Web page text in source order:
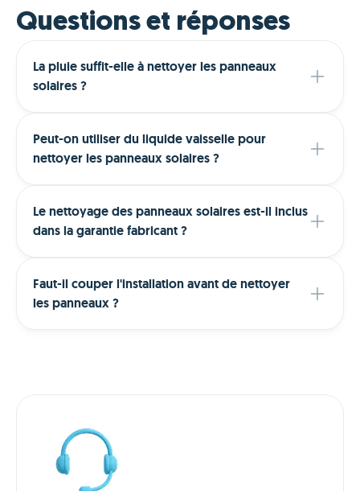
Questions et réponses
La pluie suffit-elle à nettoyer les panneaux
solaires ?
Peut-on utiliser du liquide vaisselle pour
nettoyer les panneaux solaires ?
Le nettoyage des panneaux solaires est-il inclus
dans la garantie fabricant ?
Faut-il couper l'installation avant de nettoyer
les panneaux ?